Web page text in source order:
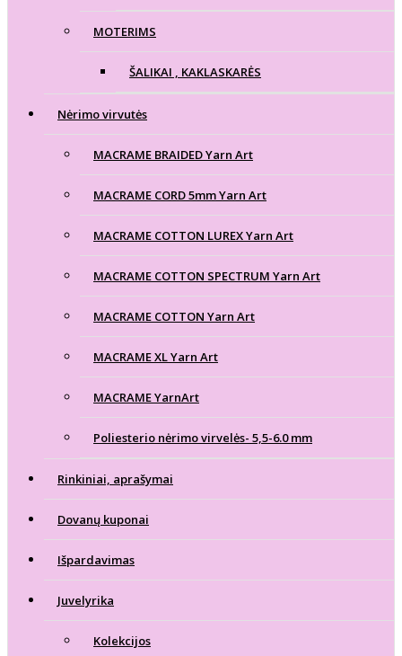
MOTERIMS
ŠALIKAI , KAKLASKARĖS
Nėrimo virvutės
MACRAME BRAIDED Yarn Art
MACRAME CORD 5mm Yarn Art
MACRAME COTTON LUREX Yarn Art
MACRAME COTTON SPECTRUM Yarn Art
MACRAME COTTON Yarn Art
MACRAME XL Yarn Art
MACRAME YarnArt
Poliesterio nėrimo virvelės- 5,5-6.0 mm
Rinkiniai, aprašymai
Dovanų kuponai
Išpardavimas
Juvelyrika
Kolekcijos